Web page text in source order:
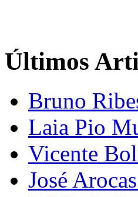
Últimos
Bruno
Laia Pio
Vicente
José